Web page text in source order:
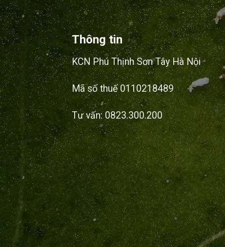
Thông tin
KCN Phú Thịnh Sơn Tây Hà Nội
Mã số thuế 0110218489
Tư vấn: 0823.300.200